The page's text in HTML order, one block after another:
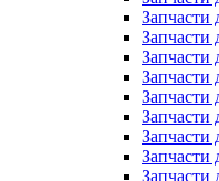
Запчасти
Запчасти
Запчасти
Запчасти
Запчасти
Запчасти
Запчасти
Запчасти
Запчасти